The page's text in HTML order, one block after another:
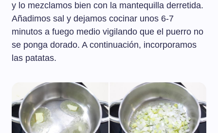
y lo mezclamos bien con la mantequilla derretida.
Añadimos sal y dejamos cocinar unos 6-7
minutos a fuego medio vigilando que el puerro no
se ponga dorado. A continuación, incorporamos
las patatas.